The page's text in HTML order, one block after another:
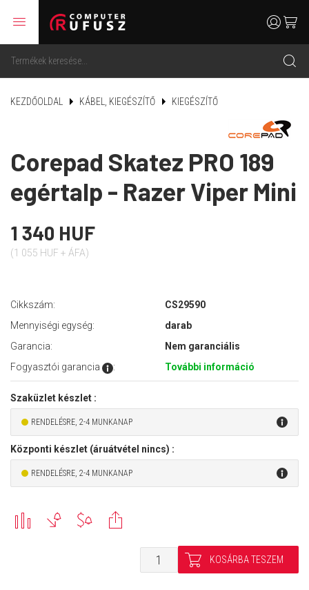
menu
search
usercart
KEZDŐOLDAL KÁBEL, KIEGÉSZÍTŐ KIEGÉSZÍTŐ
Corepad Skatez PRO 189
egértalp - Razer Viper Mini
1 340 HUF
(1 055 HUF + ÁFA)
Cikkszám:
CS29590
Mennyiségi egység:
darab
Garancia:
Nem garanciális
Fogyasztói garancia
: További információ
Szaküzlet készlet :
RENDELÉSRE, 2-4 MUNKANAP
Központi készlet (áruátvétel nincs) :
RENDELÉSRE, 2-4 MUNKANAP